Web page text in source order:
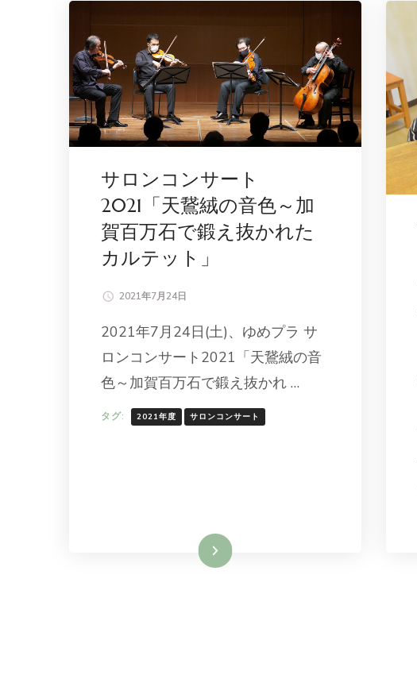
サロンコンサート
2021「天鵞絨の音色～加
賀百万石で鍛え抜かれた
カルテット」
2021年7月24日
2021年7月24日(土)、ゆめプラ サ
ロンコンサート2021「天鵞絨の音
色～加賀百万石で鍛え抜かれ …
タグ: 2021年度 サロンコンサート
続きを読む